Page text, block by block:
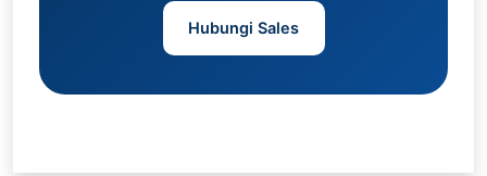
Hubungi Sales